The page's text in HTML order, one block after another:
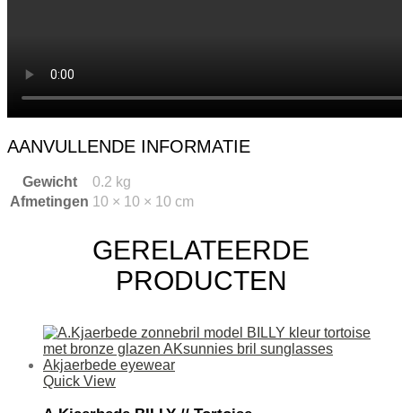
AANVULLENDE INFORMATIE
Gewicht
0.2 kg
Afmetingen 10 × 10 × 10 cm
GERELATEERDE
PRODUCTEN
Quick View